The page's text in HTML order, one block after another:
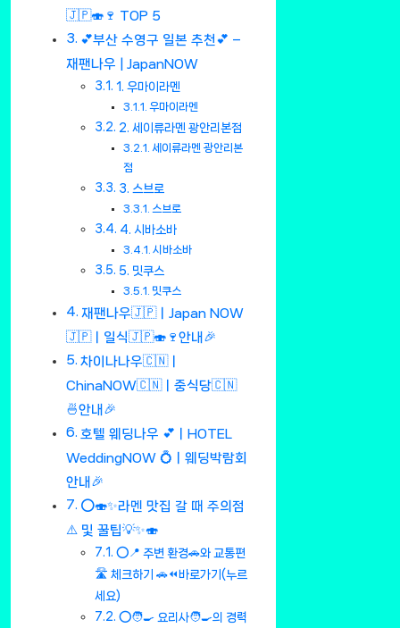
🇯🇵🍣🍷 TOP 5
💕부산 수영구 일본 추천💕 –
재팬나우 | JapanNOW
1. 우마이라멘
우마이라멘
2. 세이류라멘 광안리본점
세이류라멘 광안리본
점
3. 스브로
스브로
4. 시바소바
시바소바
5. 밋쿠스
밋쿠스
재팬나우🇯🇵ㅣJapan NOW
🇯🇵ㅣ일식🇯🇵🍣🍷안내🎉
차이나나우🇨🇳ㅣ
ChinaNOW🇨🇳ㅣ중식당🇨🇳
🍜안내🎉
호텔 웨딩나우 💕ㅣHOTEL
WeddingNOW 💍ㅣ웨딩박람회
안내🎉
⭕🍣✨라멘 맛집 갈 때 주의점
⚠️ 및 꿀팁💡✨🍣
⭕📍 주변 환경🚗와 교통편
🛣️ 체크하기 🚗⏪바로가기(누르
세요)
⭕🧑‍🍳 요리사🧑‍🍳의 경력